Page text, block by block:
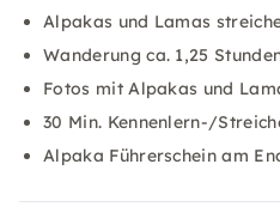
Alpakas und Lamas
Wanderung ca. 1,25
Fotos mit Alpakas und
30 Min. Kennenlern-/
Alpaka Führerschein am